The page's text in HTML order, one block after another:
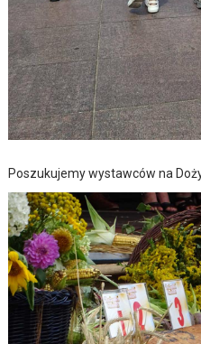
Poszukujemy wystawców na